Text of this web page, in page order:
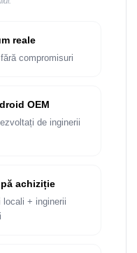
reale
compromisuri
OEM
de inginerii
achiziție
locali + inginerii